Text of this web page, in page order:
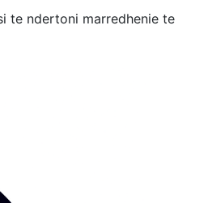
te ndertoni marredhenie te